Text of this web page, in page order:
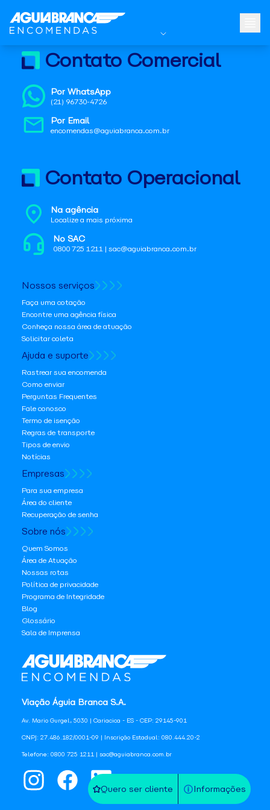
Quero ser cliente Informações
Viação Águia Branca S.A.
Av. Mario Gurgel, 5030 | Cariacica - ES - CEP: 29145-901
CNPJ: 27.486.182/0001-09 | Inscrição Estadual: 080.444.20-2
Telefone: 0800 725 1211 | sac@aguiabranca.com.br
Contato Comercial
Por WhatsApp
(21) 96730-4726
Por Email
encomendas@aguiabranca.com.br
Contato Operacional
Na agência
Localize a mais próxima
No SAC
0800 725 1211 | sac@aguiabranca.com.br
Nossos serviços
Faça uma cotação
Encontre uma agência física
Conheça nossa área de atuação
Solicitar coleta
Ajuda e suporte
Rastrear sua encomenda
Como enviar
Perguntas Frequentes
Fale conosco
Termo de isenção
Regras de transporte
Tipos de envio
Notícias
Empresas
Para sua empresa
Área do cliente
Recuperação de senha
Sobre nós
Quem Somos
Área de Atuação
Nossas rotas
Política de privacidade
Programa de Integridade
Blog
Glossário
Sala de Imprensa